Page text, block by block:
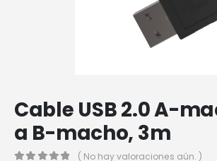
Cable USB 2.0 A-
a B-macho, 3m
( No hay valoraciones aún. )